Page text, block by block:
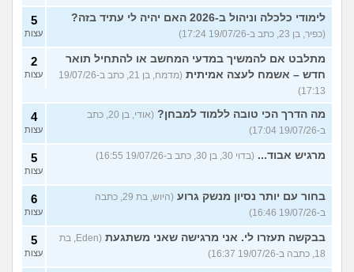
לימודי כלכלה וניהול ב-2026 האם יהיה לי עתיד בזה?
(כפיר, בן 23, כתב ב-19/07/26 17:24)
5
עצות
מתלבט אם להמשיך במדעי המחשב או להתחיל תואר
חדש – אשמח לעצה אמיתית
(מדמח, בן 21, כתב ב-19/07/26
17:13)
2
עצות
מה הדרך הכי טובה ללמוד למבחן?
(אודי, בן 20, כתב
ב-19/07/26 17:04)
4
עצות
מרגיש אבוד... (בדוי 30, בן 30, כתב ב-19/07/26 16:55) 5
עצות
בחור עם יותר נסיון מנשק גרוע
(היוש, בת 29, כתבה
ב-19/07/26 16:46)
6
עצות
בבקשה תעזרו לי. אני מרגישה שאני משתגעת
(Eden, בת
18, כתבה ב-19/07/26 16:37)
5
עצות